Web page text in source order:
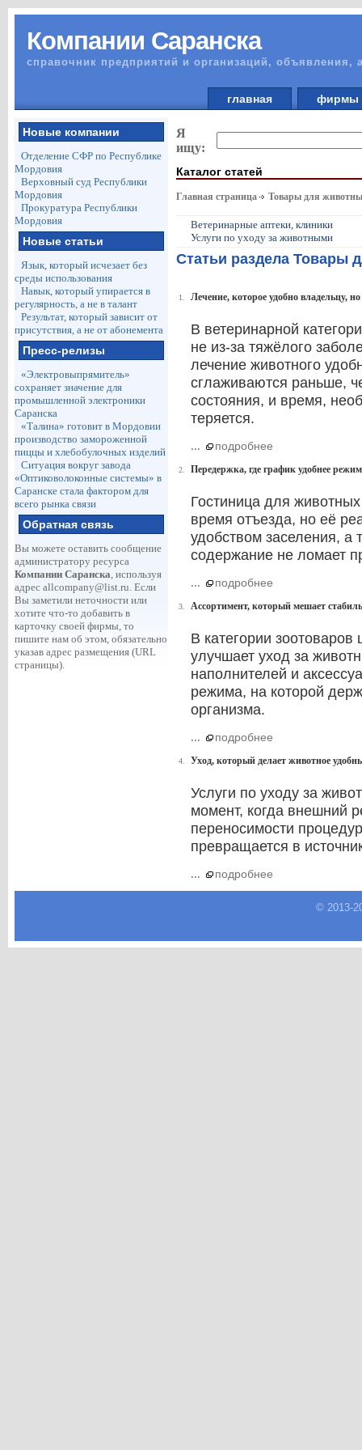
Компании Саранска
справочник предприятий и организаций, объявления,
главная
Новые компании
Отделение СФР по Республике
Мордовия
Верховный суд Республики
Мордовия
Прокуратура Республики
Мордовия
Новые статьи
Язык, который исчезает без
среды использования
Навык, который упирается в
регулярность, а не в талант
Результат, который зависит от
присутствия, а не от абонемента
Пресс-релизы
«Электровыпрямитель»
сохраняет значение для
промышленной электроники
Саранска
«Талина» готовит в Мордовии
производство замороженной
пиццы и хлебобулочных изделий
Ситуация вокруг завода
«Оптиковолоконные системы» в
Саранске стала фактором для
всего рынка связи
Обратная связь
Вы можете оставить сообщение
администратору ресурса
Компании Саранска, используя
адрес allcompany@list.ru. Если
Вы заметили неточности или
хотите что-то добавить в
карточку своей фирмы, то
пишите нам об этом, обязательно
указав адрес размещения (URL
страницы).
Я
ищу:
Каталог статей
Главная страница Товары для
Ветеринарные аптеки, клиники
Услуги по уходу за животными
Статьи раздела Товары
1. Лечение, которое удобно владельцу,
В ветеринарной
не из-за тяжёлого
лечение животного
сглаживаются раньше,
состояния, и время,
теряется.
... подробнее
2. Передержка, где график удобнее
Гостиница для
время отъезда, но её
удобством заселения, а
содержание не ломает
... подробнее
3. Ассортимент, который мешает
В категории
улучшает уход за
наполнителей и
режима, на которой
организма.
... подробнее
4. Уход, который делает животное
Услуги по уходу за
момент, когда внешний
переносимости
превращается в
... подробнее
© 2013-